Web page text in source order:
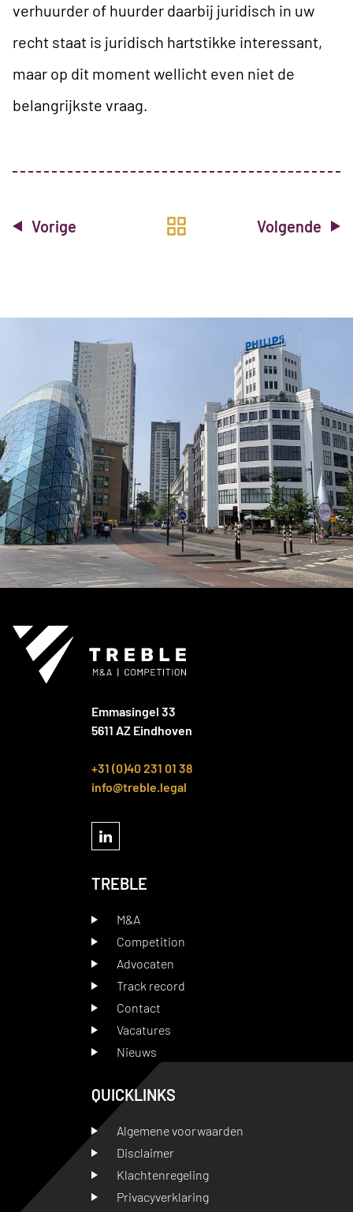
verhuurder of huurder daarbij juridisch in uw
recht staat is juridisch hartstikke interessant,
maar op dit moment wellicht even niet de
belangrijkste vraag.
Vorige Volgende
Emmasingel 33
5611 AZ Eindhoven
+31 (0)40 231 01 38
info@treble.legal
TREBLE
M&A
Competition
Advocaten
Track record
Contact
Vacatures
Nieuws
QUICKLINKS
Algemene voorwaarden
Disclaimer
Klachtenregeling
Privacyverklaring